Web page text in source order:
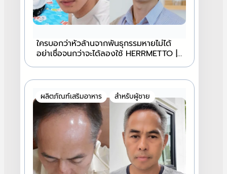
ใครบอกว่าหัวล้านจากพันธุกรรมหายไม่ได้
อย่าเชื่อจนกว่าจะได้ลองใช้ HERRMETTO |
ผลิตภัณฑ์เสริมอาหาร สำหรับผู้ชาย